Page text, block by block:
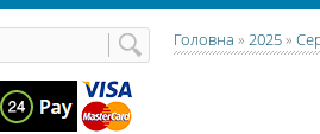
Головна » 2025»